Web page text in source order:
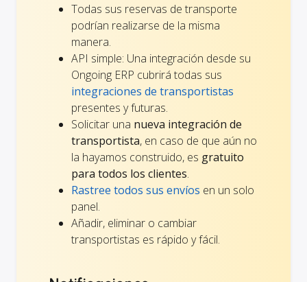
Todas sus reservas de transporte
podrían realizarse de la misma
manera.
API simple: Una integración desde su
Ongoing ERP cubrirá todas sus
integraciones de transportistas
presentes y futuras.
Solicitar una nueva integración de
transportista, en caso de que aún no
la hayamos construido, es gratuito
para todos los clientes.
Rastree todos sus envíos en un solo
panel.
Añadir, eliminar o cambiar
transportistas es rápido y fácil.